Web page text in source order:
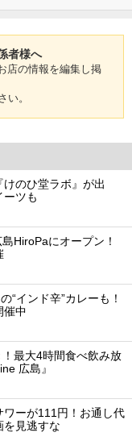
者様へ
店の情報を編集し掲
い。
のひ堂ラボ』が出
ーツも
HiroPaにオープン！
“インド辛”カレーも！
催中
最大4時間食べ飲み放
広島』
ワーが111円！お通し代
を見逃すな